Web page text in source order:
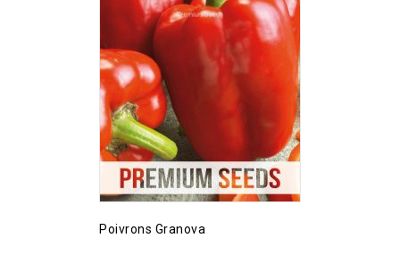
Poivrons Granova